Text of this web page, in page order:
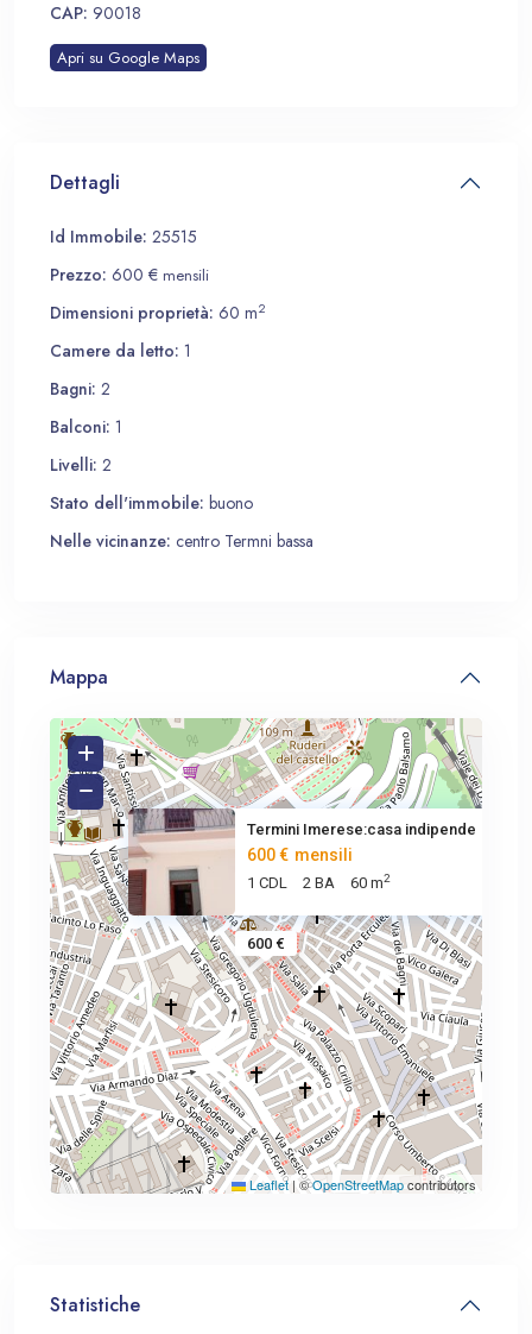
CAP: 90018
Apri su Google Maps
Dettagli
Id Immobile: 25515
Prezzo: 600 € mensili
Dimensioni proprietà: 60 m2
Camere da letto: 1
Bagni: 2
Balconi: 1
Livelli: 2
Stato dell'immobile: buono
Nelle vicinanze: centro Termni bassa
Mappa
600 €
Termini Imerese:casa indipende
600 € mensili
1 CDL 2 BA 60 m2
Leaflet | ©OpenStreetMapcontributors
Statistiche